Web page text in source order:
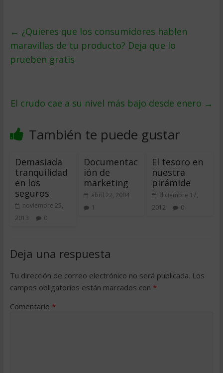
← ¿Quieres que los consumidores hablen
maravillas de tu producto? Deja que lo
prueben gratis
El crudo cae a su nivel más bajo desde enero →
También te puede gustar
Demasiada
tranquilidad
en los
seguros
noviembre 25,
2013
0
Documentac
ión de
marketing
abril 22, 2004
1
El tesoro en
nuestra
pirámide
diciembre 17,
2012
0
Deja una respuesta
Tu dirección de correo electrónico no será publicada. Los
campos obligatorios están marcados con *
Comentario *